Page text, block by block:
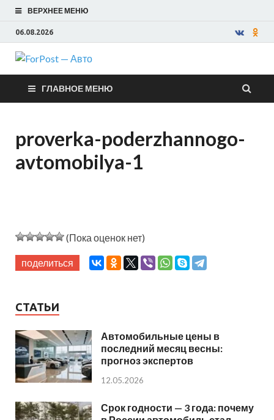
ВЕРХНЕЕ МЕНЮ
06.08.2026
ForPost —
Авто
ГЛАВНОЕ МЕНЮ
proverka-poderzhannogo-
avtomobilya-1
(Пока оценок нет)
поделиться
СТАТЬИ
Автомобильные цены в
последний месяц весны:
прогноз экспертов
12.05.2026
Срок годности — 3 года: почему